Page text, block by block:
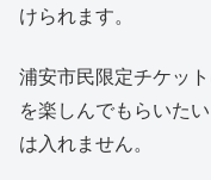
けられます。
浦安市民限定チケッ
を楽しんでもらいた
は入れません。